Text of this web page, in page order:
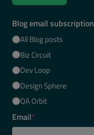
Blog email subscription
All Blog posts
Biz Circuit
Dev Loop
Design Sphere
QA Orbit
Email*